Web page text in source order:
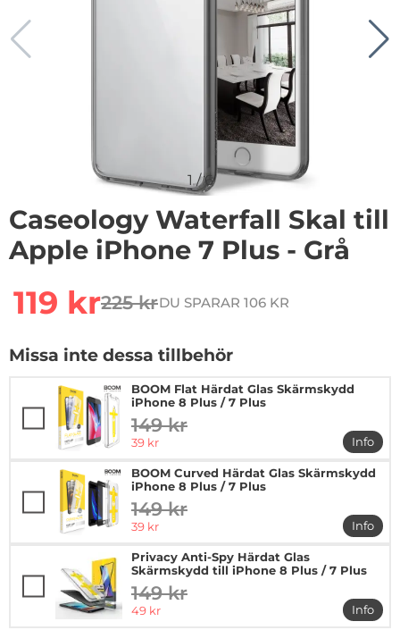
1/6
Caseology Waterfall Skal till
Apple iPhone 7 Plus - Grå
rea pris
119 krtidigare pris
225 krDU SPARAR 106 KR
Missa inte dessa tillbehör
BOOM Flat Härdat Glas Skärmskydd
iPhone 8 Plus / 7 Plus
tidigare pris
149 kr
rea pris
39 kr
Info
mer
BOOM Curved Härdat Glas Skärmskydd
iPhone 8 Plus / 7 Plus
tidigare pris
149 kr
rea pris
39 kr
Info
mer
Privacy Anti-Spy Härdat Glas
Skärmskydd till iPhone 8 Plus / 7 Plus
tidigare pris
149 kr
rea pris
49 kr
Info
mer